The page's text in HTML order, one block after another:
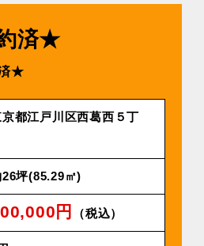
済★
★
都江戸川区西葛西５丁
26坪(85.29㎡)
円 （税込）